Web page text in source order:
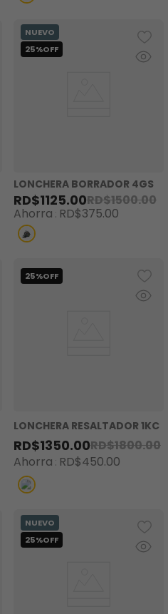
LONCHERA BORRADOR 4GS
RD$1125.00RD$1500.00
Ahorra RD$375.00
LONCHERA RESALTADOR 1KC
RD$1350.00RD$1800.00
Ahorra RD$450.00